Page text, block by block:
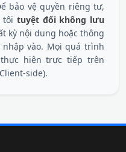
bảo vệ quyền riêng tư,
tôi tuyệt đối không lưu
kỳ nội dung hoặc thông
vào. Mọi quá trình
hiện trực tiếp trên
side).